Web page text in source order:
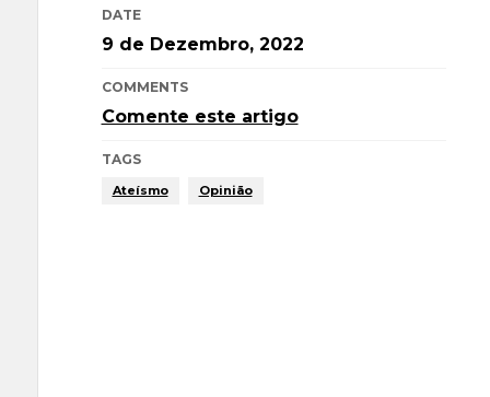
DATE
9 de Dezembro, 2022
COMMENTS
Comente este artigo
TAGS
Ateísmo Opinião